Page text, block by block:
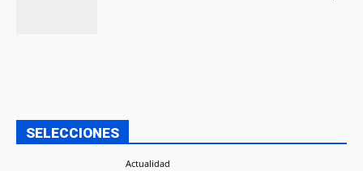
SELECCIONES
Actualidad